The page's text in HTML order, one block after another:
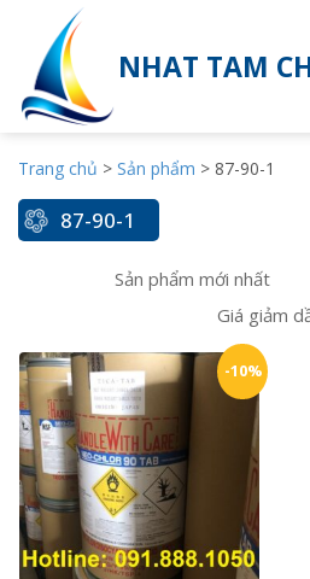
NHAT TAM
Trang chủ > Sản phẩm > 87-90-1
87-90-1
Sản phẩm mới nhất
Giá giảm
-10%